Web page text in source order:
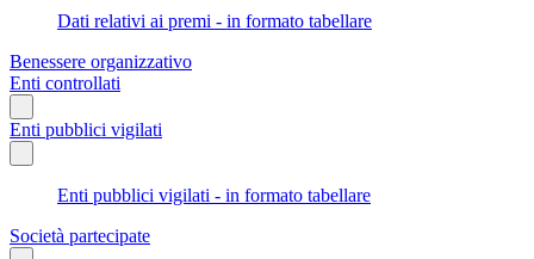
Dati relativi ai premi - in formato tabellare
Benessere organizzativo
Enti controllati
Enti pubblici vigilati
Enti pubblici vigilati - in formato tabellare
Società partecipate